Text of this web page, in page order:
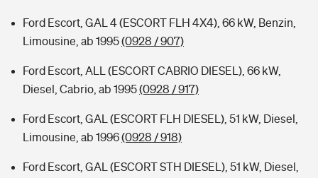
Ford Escort, GAL 4 (ESCORT FLH 4X4), 66 kW, Benzin,
Limousine, ab 1995(0928 / 907)
Ford Escort, ALL (ESCORT CABRIO DIESEL), 66 kW,
Diesel, Cabrio, ab 1995(0928 / 917)
Ford Escort, GAL (ESCORT FLH DIESEL), 51 kW, Diesel,
Limousine, ab 1996(0928 / 918)
Ford Escort, GAL (ESCORT STH DIESEL), 51 kW, Diesel,